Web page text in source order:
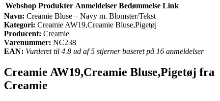
Webshop Produkter Anmeldelser Bedømmelse Link
Navn: Creamie Bluse – Navy m. Blomster/Tekst
Kategori: Creamie AW19,Creamie Bluse,Pigetøj
Producent: Creamie
Varenummer: NC238
EAN: Vurderet til 4.8 ud af 5 stjerner baseret på 16 anmeldelser
Creamie AW19,Creamie Bluse,Pigetøj fra
Creamie